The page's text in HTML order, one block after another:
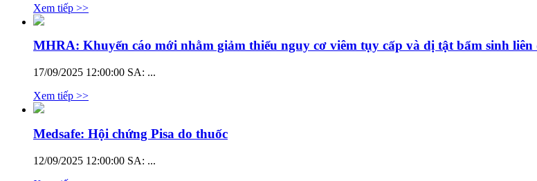
Xem tiếp >>
MHRA: Khuyến cáo mới nhằm giảm thiểu nguy cơ viêm tụy cấp và dị tật bẩm sinh
17/09/2025 12:00:00 SA: ...
Xem tiếp >>
Medsafe: Hội chứng Pisa do thuốc
12/09/2025 12:00:00 SA: ...